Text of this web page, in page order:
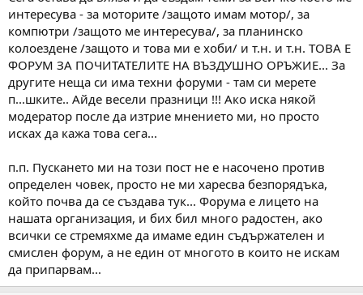
интересува - за моторите /защото имам мотор/, за
компютри /защото ме интересува/, за планинско
колоездене /защото и това ми е хоби/ и т.н. и т.н. ТОВА Е
ФОРУМ ЗА ПОЧИТАТЕЛИТЕ НА ВЪЗДУШНО ОРЪЖИЕ... За
другите неща си има техни форуми - там си мерете
п...шките.. Айде весели празници !!! Ако иска някой
модератор после да изтрие мнението ми, но просто
исках да кажа това сега...
п.п. Пускането ми на този пост не е насочено против
определен човек, просто не ми харесва безпорядъка,
който почва да се създава тук... Форума е лицето на
нашата организация, и бих бил много радостен, ако
всички се стремяхме да имаме един съдържателен и
смислен форум, а не един от многото в които не искам
да припарвам...